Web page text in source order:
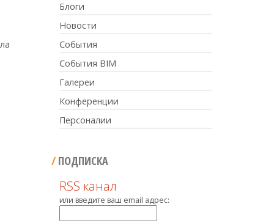
Блоги
Новости
События
События BIM
Галереи
Конференции
Персоналии
ПОДПИСКА
RSS канал
или введите ваш email адрес: